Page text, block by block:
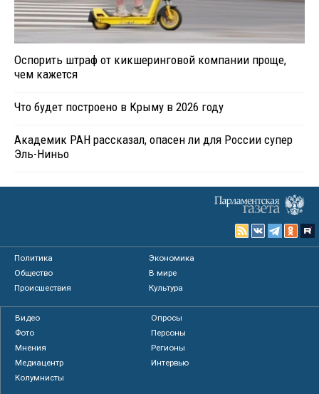
Оспорить штраф от кикшеринговой компании проще,
чем кажется
Что будет построено в Крыму в 2026 году
Академик РАН рассказал, опасен ли для России супер
Эль-Ниньо
Политика
Экономика
Общество
В мире
Происшествия
Культура
Видео
Опросы
Фото
Персоны
Мнения
Регионы
Медиацентр
Интервью
Колумнисты